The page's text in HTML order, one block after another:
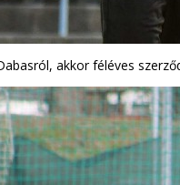
akkor féléves